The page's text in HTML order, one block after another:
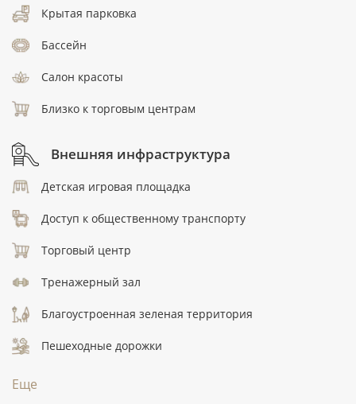
Крытая парковка
Бассейн
Салон красоты
Близко к торговым центрам
Внешняя инфраструктура
Детская игровая площадка
Доступ к общественному транспорту
Торговый центр
Тренажерный зал
Благоустроенная зеленая территория
Пешеходные дорожки
Еще